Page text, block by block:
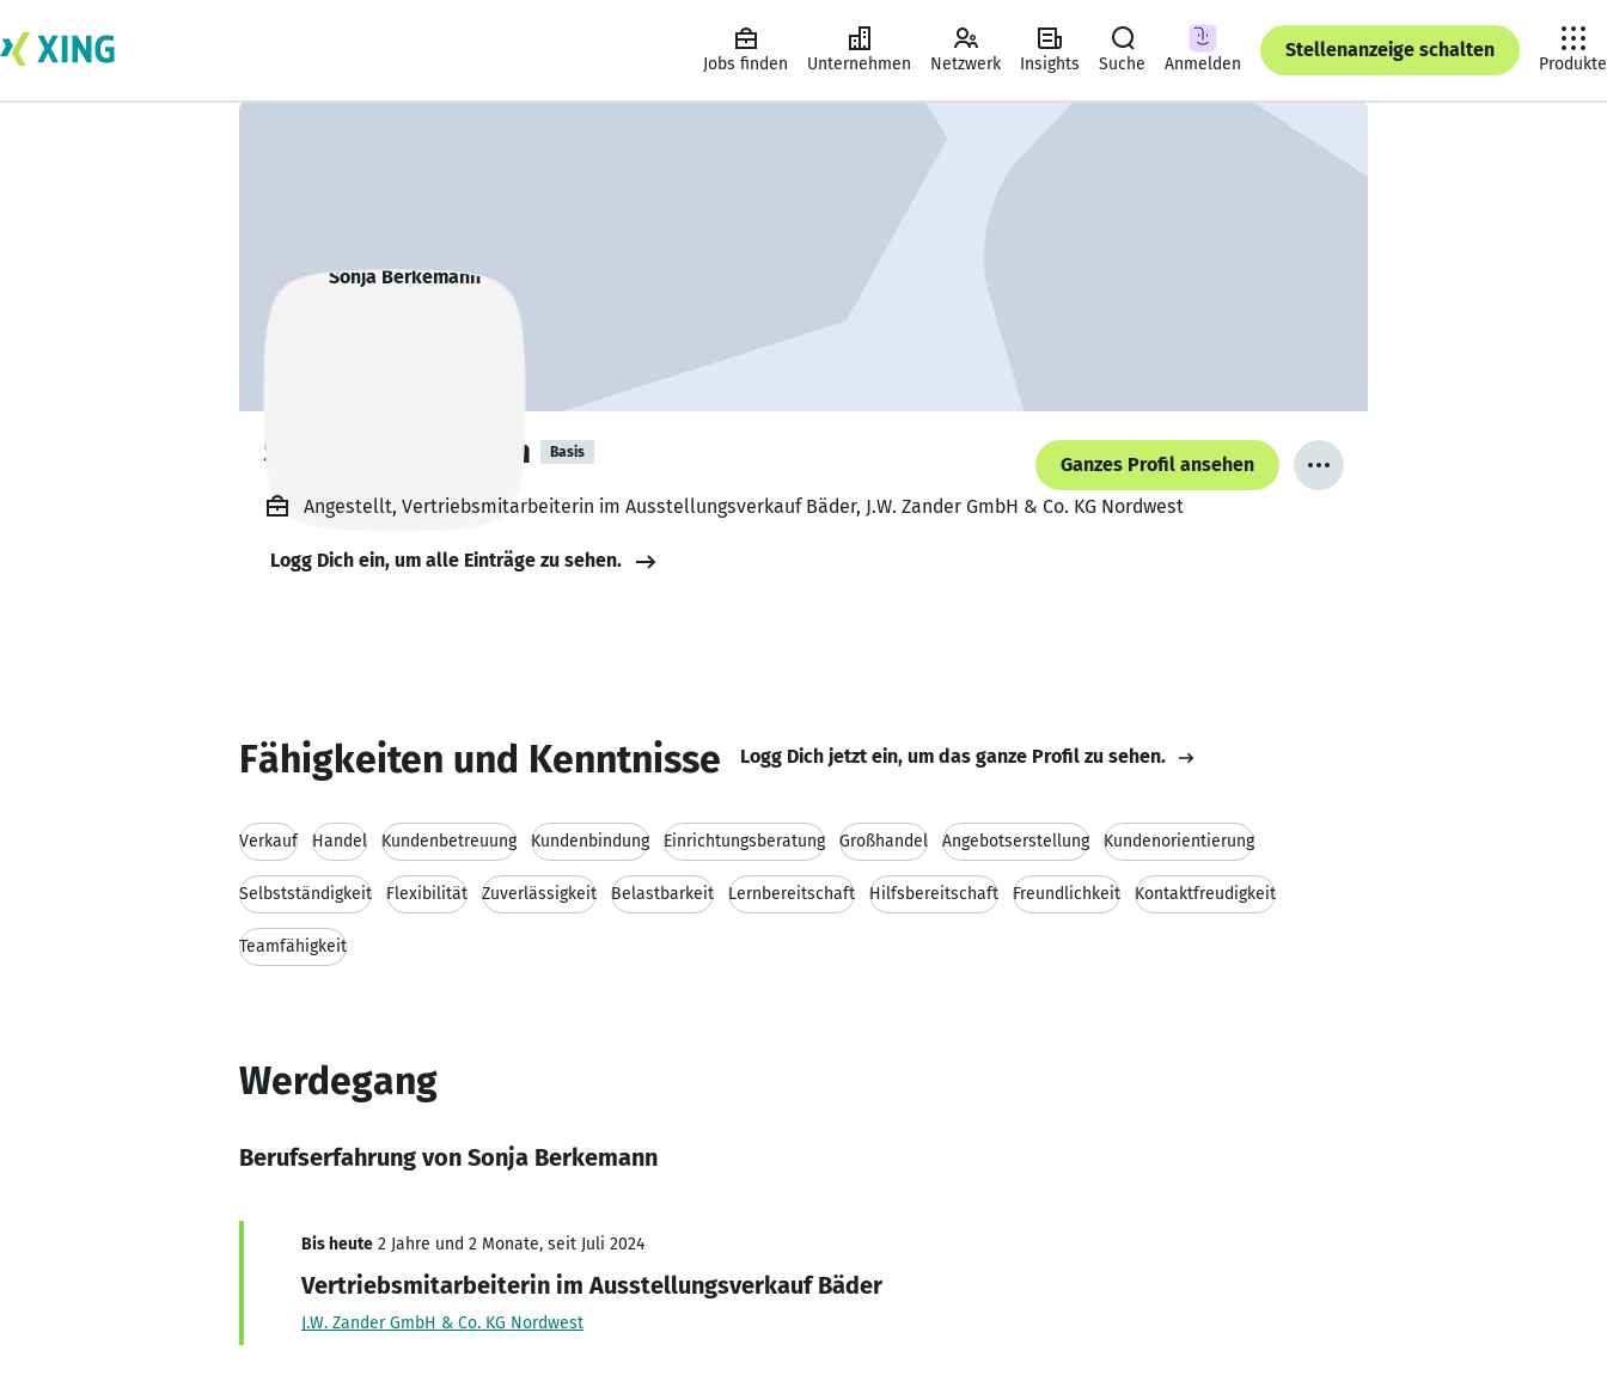
Jobs finden Unternehmen Netzwerk Insights Suche Anmelden
Stellenanzeige schalten
Produkte
Sonja Berkemann Basis
Ganzes Profil ansehen
Angestellt, Vertriebsmitarbeiterin im Ausstellungsverkauf Bäder, J.W. Zander GmbH & Co. KG Nordwest
Logg Dich ein, um alle Einträge zu sehen.
Fähigkeiten und Kenntnisse Logg Dich jetzt ein, um das ganze Profil zu sehen.
Verkauf Handel Kundenbetreuung Kundenbindung Einrichtungsberatung Großhandel Angebotserstellung Kundenorientierung
Selbstständigkeit Flexibilität Zuverlässigkeit Belastbarkeit Lernbereitschaft Hilfsbereitschaft Freundlichkeit Kontaktfreudigkeit
Teamfähigkeit
Werdegang
Berufserfahrung von Sonja Berkemann
Bis heute 2 Jahre und 2 Monate, seit Juli 2024
Vertriebsmitarbeiterin im Ausstellungsverkauf Bäder
J.W. Zander GmbH & Co. KG Nordwest